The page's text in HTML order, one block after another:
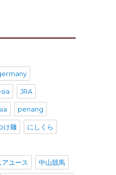
JRA
penang
け麺 にしくら
ユース 中山競馬